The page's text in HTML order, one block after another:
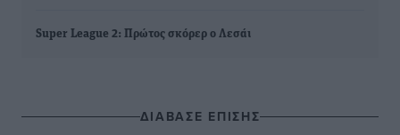
Super League 2: Πρώτος σκόρερ ο Λεσάι
ΔΙΑΒΑΣΕ ΕΠΙΣΗΣ